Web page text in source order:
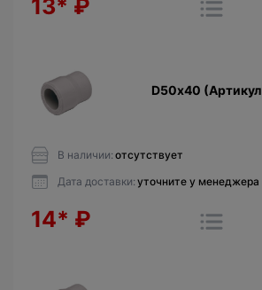
13* ₽
D50х40
В наличии: отсутствует
Дата доставки: уточните у менеджера
14* ₽